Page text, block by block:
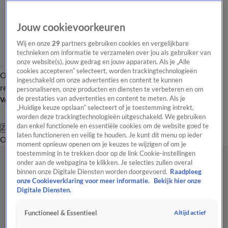
Overzicht Laatste nieuws Regionieuws Het beste van Hart
Tip de
redactie
Volg Hart van Nederland
Zoeken
OverzichtRegioUitzendingenWeerTip de redactiePanelVideo's
Jouw cookievoorkeuren
Wij en onze29 partners gebruiken cookies en vergelijkbare
technieken om informatie te verzamelen over jou als gebruiker van
onze website(s), jouw gedrag en jouw apparaten. Als je „Alle
cookies accepteren” selecteert, worden trackingtechnologieën
ingeschakeld om onze advertenties en content te kunnen
personaliseren, onze producten en diensten te verbeteren en om
de prestaties van advertenties en content te meten. Als je
„Huidige keuze opslaan” selecteert of je toestemming intrekt,
worden deze trackingtechnologieën uitgeschakeld. We gebruiken
dan enkel functionele en essentiële cookies om de website goed te
laten functioneren en veilig te houden. Je kunt dit menu op ieder
moment opnieuw openen om je keuzes te wijzigen of om je
toestemming in te trekken door op de link Cookie-instellingen
onder aan de webpagina te klikken. Je selecties zullen overal
binnen onze Digitale Diensten worden doorgevoerd. Raadpleeg
onze Cookieverklaring voor meer informatie.
Bekijk hier onze
Digitale Diensten.
Functioneel & Essentieel Altijd actief